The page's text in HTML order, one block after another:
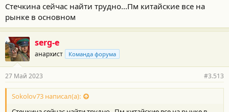
Стечкина сейчас найти трудно...Пм китайские все на
рынке в основном
serg-e
анархист Команда форума
27 Май 2023 #3.513
Sokolov73 написал(а):